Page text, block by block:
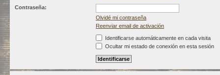
Contraseña:
Olvidé mi contraseña
Reenviar email de activación
Identificarse automáticamente en cada visita
Ocultar mi estado de conexión en esta sesión